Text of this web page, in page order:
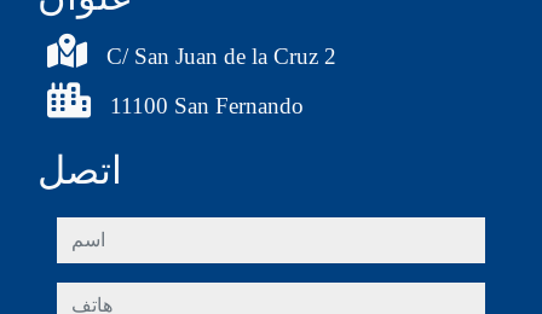
C/ San Juan de la Cruz 2
11100 San Fernando
اتصل
هاتف